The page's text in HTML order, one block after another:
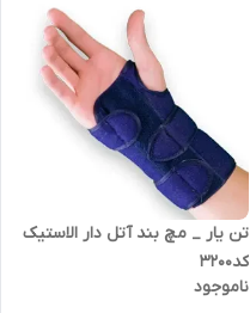
تن یار _ مچ بند آتل دار الاستیک
کد3200
ناموجود